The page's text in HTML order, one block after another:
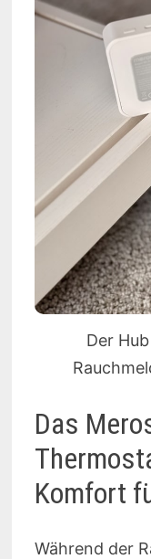
Der
Das
Komfort
Während der